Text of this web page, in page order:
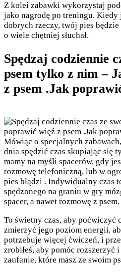
Z kolei zabawki wykorzystaj
jako nagrodę po treningu. Kiedy
dobrych rzeczy, twój pies
o wiele chętniej słuchał.
Spędzaj codziennie
psem tylko z nim –
z psem .Jak
Mówiąc o specjalnych
dnia spędzić czas skupiając się
mamy na myśli spacerów, gdy
rozmowę telefoniczną, lub w
pies błądzi . Indywidualny czas
spędzonego na graniu w gry
spacer, a nawet rozmowę z psem.
To świetny czas, aby poćwiczyć
zmierzyć jego poziom energii,
potrzebuje więcej ćwiczeń, i
zrobiłeś, aby pomóc rozszerzyć
zaufanie, które masz ze swoim